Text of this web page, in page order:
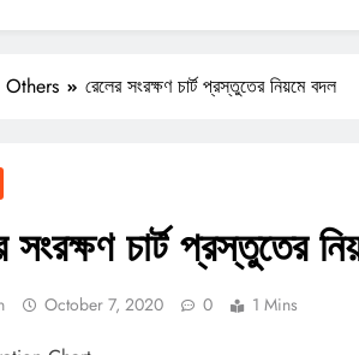
Bangla
Others রেলের সংরক্ষণ চার্ট প্রস্তুতের নিয়মে বদল
সংরক্ষণ চার্ট প্রস্তুতের
October 7, 2020 0 1 Mins